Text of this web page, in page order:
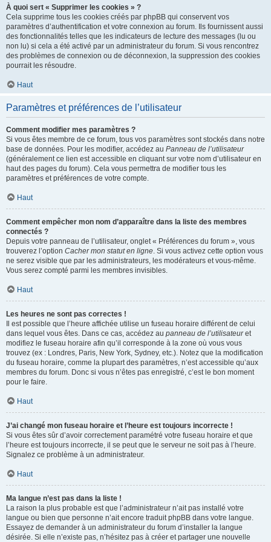
À quoi sert « Supprimer les cookies » ?
Cela supprime tous les cookies créés par phpBB qui conservent vos
paramètres d’authentification et votre connexion au forum. Ils fournissent aussi
des fonctionnalités telles que les indicateurs de lecture des messages (lu ou
non lu) si cela a été activé par un administrateur du forum. Si vous rencontrez
des problèmes de connexion ou de déconnexion, la suppression des cookies
pourrait les résoudre.
Haut
Paramètres et préférences de l’utilisateur
Comment modifier mes paramètres ?
Si vous êtes membre de ce forum, tous vos paramètres sont stockés dans notre
base de données. Pour les modifier, accédez au Panneau de l’utilisateur
(généralement ce lien est accessible en cliquant sur votre nom d’utilisateur en
haut des pages du forum). Cela vous permettra de modifier tous les
paramètres et préférences de votre compte.
Haut
Comment empêcher mon nom d’apparaître dans la liste des membres
connectés ?
Depuis votre panneau de l’utilisateur, onglet « Préférences du forum », vous
trouverez l’option Cacher mon statut en ligne. Si vous activez cette option vous
ne serez visible que par les administrateurs, les modérateurs et vous-même.
Vous serez compté parmi les membres invisibles.
Haut
Les heures ne sont pas correctes !
Il est possible que l’heure affichée utilise un fuseau horaire différent de celui
dans lequel vous êtes. Dans ce cas, accédez au panneau de l’utilisateuret
modifiez le fuseau horaire afin qu’il corresponde à la zone où vous vous
trouvez (ex : Londres, Paris, New York, Sydney, etc.). Notez que la modification
du fuseau horaire, comme la plupart des paramètres, n’est accessible qu’aux
membres du forum. Donc si vous n’êtes pas enregistré, c’est le bon moment
pour le faire.
Haut
J’ai changé mon fuseau horaire et l’heure est toujours incorrecte !
Si vous êtes sûr d’avoir correctement paramétré votre fuseau horaire et que
l’heure est toujours incorrecte, il se peut que le serveur ne soit pas à l’heure.
Signalez ce problème à un administrateur.
Haut
Ma langue n’est pas dans la liste !
La raison la plus probable est que l’administrateur n’ait pas installé votre
langue ou bien que personne n’ait encore traduit phpBB dans votre langue.
Essayez de demander à un administrateur du forum d’installer la langue
désirée. Si elle n’existe pas, n’hésitez pas à créer et partager une nouvelle